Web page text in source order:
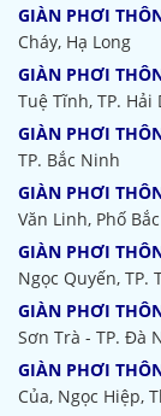
GIÀN PHƠI
Cháy, Hạ Long
GIÀN PHƠI
Tuệ Tĩnh, TP. Hải
GIÀN PHƠI
TP. Bắc Ninh
GIÀN PHƠI
Văn Linh, Phố
GIÀN PHƠI
Ngọc Quyến, TP.
GIÀN PHƠI
Sơn Trà - TP. Đà
GIÀN PHƠI
Của, Ngọc Hiệp,